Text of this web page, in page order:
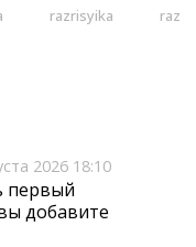
razrisyika
2026 18:10
первый
добавите